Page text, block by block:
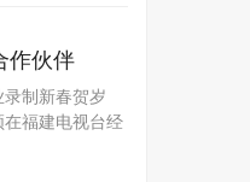
作伙伴
制新春贺岁
在福建电视台经